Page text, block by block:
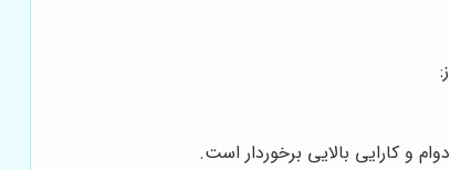
و کارایی بالایی برخوردار است.